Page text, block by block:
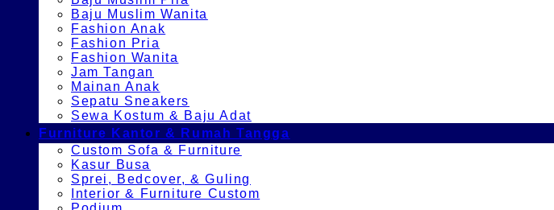
Baju Muslim Wanita
Fashion Anak
Fashion Pria
Fashion Wanita
Jam Tangan
Mainan Anak
Sepatu Sneakers
Sewa Kostum & Baju Adat
Furniture Kantor & Rumah Tangga
Custom Sofa & Furniture
Kasur Busa
Sprei, Bedcover, & Guling
Interior & Furniture Custom